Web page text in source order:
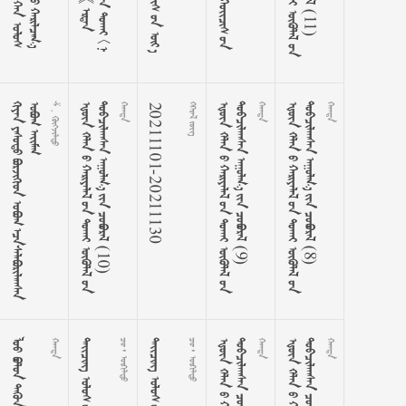
 . 
















































 




























































(
1
0)  
20211101-20211130 




























































(
9) 




























































(
8)
        